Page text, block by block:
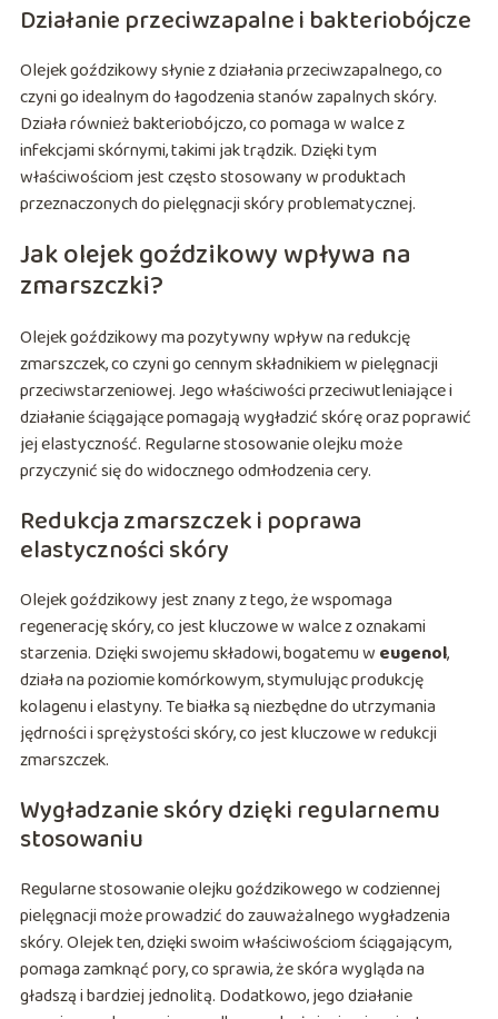
Działanie przeciwzapalne i bakteriobójcze
Olejek goździkowy słynie z działania przeciwzapalnego, co
czyni go idealnym do łagodzenia stanów zapalnych skóry.
Działa również bakteriobójczo, co pomaga w walce z
infekcjami skórnymi, takimi jak trądzik. Dzięki tym
właściwościom jest często stosowany w produktach
przeznaczonych do pielęgnacji skóry problematycznej.
Jak olejek goździkowy wpływa na
zmarszczki?
Olejek goździkowy ma pozytywny wpływ na redukcję
zmarszczek, co czyni go cennym składnikiem w pielęgnacji
przeciwstarzeniowej. Jego właściwości przeciwutleniające i
działanie ściągające pomagają wygładzić skórę oraz poprawić
jej elastyczność. Regularne stosowanie olejku może
przyczynić się do widocznego odmłodzenia cery.
Redukcja zmarszczek i poprawa
elastyczności skóry
Olejek goździkowy jest znany z tego, że wspomaga
regenerację skóry, co jest kluczowe w walce z oznakami
starzenia. Dzięki swojemu składowi, bogatemu w eugenol,
działa na poziomie komórkowym, stymulując produkcję
kolagenu i elastyny. Te białka są niezbędne do utrzymania
jędrności i sprężystości skóry, co jest kluczowe w redukcji
zmarszczek.
Wygładzanie skóry dzięki regularnemu
stosowaniu
Regularne stosowanie olejku goździkowego w codziennej
pielęgnacji może prowadzić do zauważalnego wygładzenia
skóry. Olejek ten, dzięki swoim właściwościom ściągającym,
pomaga zamknąć pory, co sprawia, że skóra wygląda na
gładszą i bardziej jednolitą. Dodatkowo, jego działanie